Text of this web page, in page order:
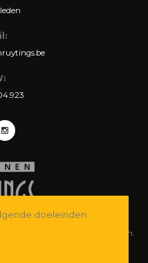
Alle rechten voorbehouden.
doeleinden: